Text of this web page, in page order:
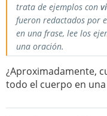
trata de ejemplos con
fueron redactados por
en una frase, lee los
una oración.
¿Aproximadamente,
todo el cuerpo en